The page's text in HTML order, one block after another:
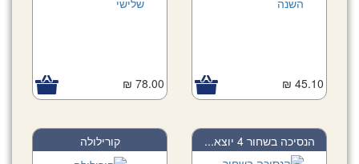
45.10 ₪
78.00 ₪
הנסיכה בשחור 4 יוצא... קורילולה